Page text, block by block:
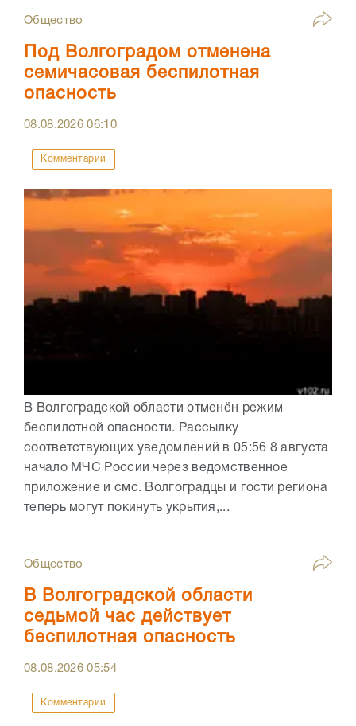
Общество
Под Волгоградом отменена
семичасовая беспилотная
опасность
08.08.202606:10
Комментарии
В Волгоградской области отменён режим
беспилотной опасности. Рассылку
соответствующих уведомлений в 05:56 8 августа
начало МЧС России через ведомственное
приложение и смс. Волгоградцы и гости региона
теперь могут покинуть укрытия,...
Общество
В Волгоградской области
седьмой час действует
беспилотная опасность
08.08.202605:54
Комментарии